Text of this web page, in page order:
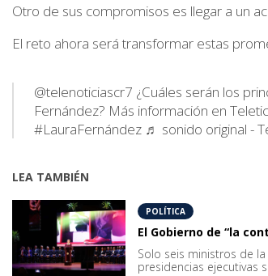
Otro de sus compromisos es llegar a un
El reto ahora será transformar estas
@telenoticiascr7 ¿Cuáles serán los
Fernández? Más información en
#LauraFernández ♬ sonido original -
LEA TAMBIÉN
POLÍTICA
El Gobierno de “la
Solo seis ministros de
presidencias ejecutivas